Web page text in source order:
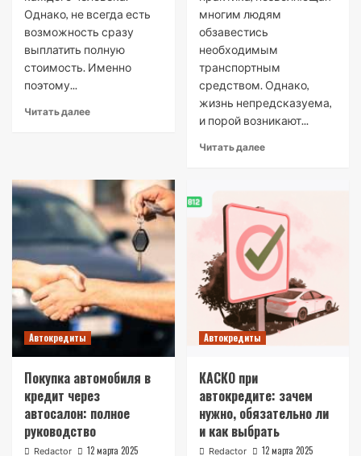
Однако, не всегда есть
возможность сразу
выплатить полную
стоимость. Именно
поэтому...
Читать далее
многим людям
обзавестись
необходимым
транспортным
средством. Однако,
жизнь непредсказуема,
и порой возникают...
Читать далее
Автокредиты
Покупка автомобиля в
кредит через
автосалон: полное
руководство
Redactor 12 марта 2025
Автокредиты
КАСКО при
автокредите: зачем
нужно, обязательно ли
и как выбрать
Redactor 12 марта 2025